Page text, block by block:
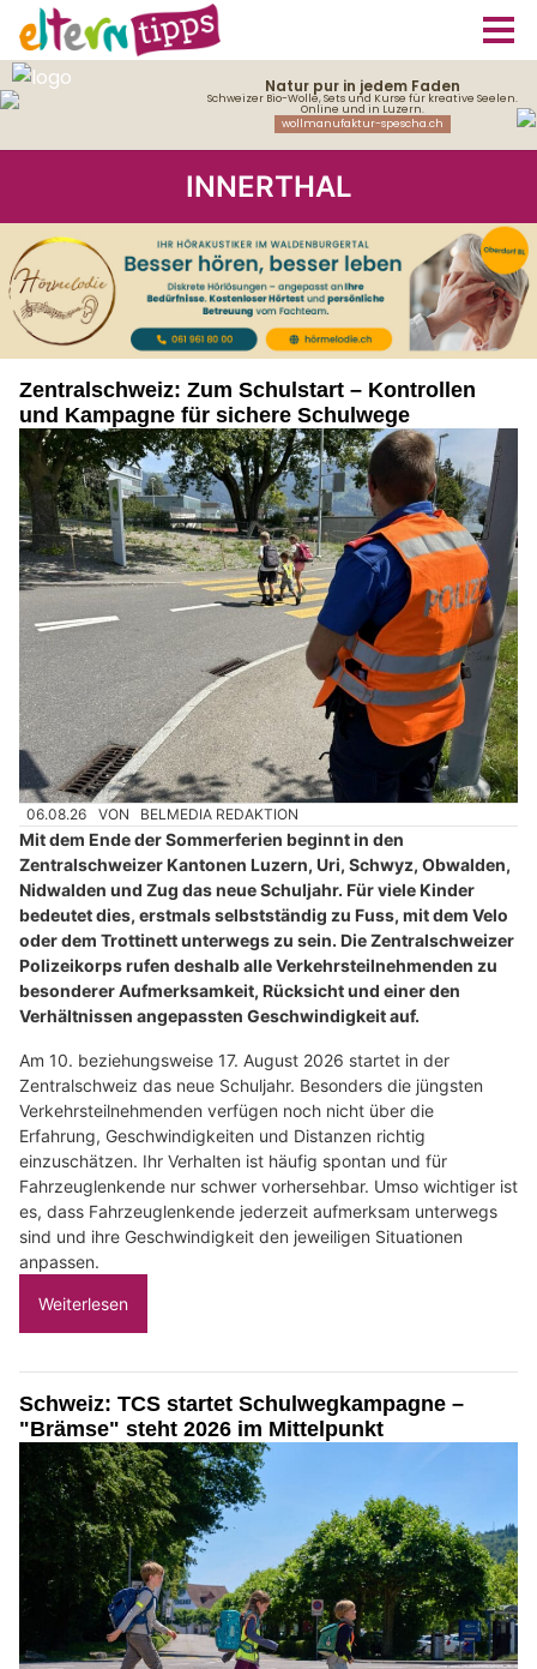
INNERTHAL
Zentralschweiz: Zum Schulstart – Kontrollen
und Kampagne für sichere Schulwege
06.08.26 VON BELMEDIA REDAKTION
Mit dem Ende der Sommerferien beginnt in den
Zentralschweizer Kantonen Luzern, Uri, Schwyz, Obwalden,
Nidwalden und Zug das neue Schuljahr. Für viele Kinder
bedeutet dies, erstmals selbstständig zu Fuss, mit dem Velo
oder dem Trottinett unterwegs zu sein. Die Zentralschweizer
Polizeikorps rufen deshalb alle Verkehrsteilnehmenden zu
besonderer Aufmerksamkeit, Rücksicht und einer den
Verhältnissen angepassten Geschwindigkeit auf.
Am 10. beziehungsweise 17. August 2026 startet in der
Zentralschweiz das neue Schuljahr. Besonders die jüngsten
Verkehrsteilnehmenden verfügen noch nicht über die
Erfahrung, Geschwindigkeiten und Distanzen richtig
einzuschätzen. Ihr Verhalten ist häufig spontan und für
Fahrzeuglenkende nur schwer vorhersehbar. Umso wichtiger ist
es, dass Fahrzeuglenkende jederzeit aufmerksam unterwegs
sind und ihre Geschwindigkeit den jeweiligen Situationen
anpassen.
Weiterlesen
Schweiz: TCS startet Schulwegkampagne –
"Brämse" steht 2026 im Mittelpunkt